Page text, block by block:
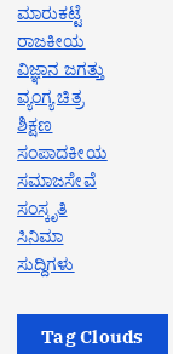
ಮಾರುಕಟ್ಟೆ
ರಾಜಕೀಯ
ವಿಜ್ಞಾನ ಜಗತ್ತು
ವ್ಯಂಗ್ಯ ಚಿತ್ರ
ಶಿಕ್ಷಣ
ಸಂಪಾದಕೀಯ
ಸಮಾಜಸೇವೆ
ಸಂಸ್ಕೃತಿ
ಸಿನಿಮಾ
ಸುದ್ದಿಗಳು
Tag Clouds